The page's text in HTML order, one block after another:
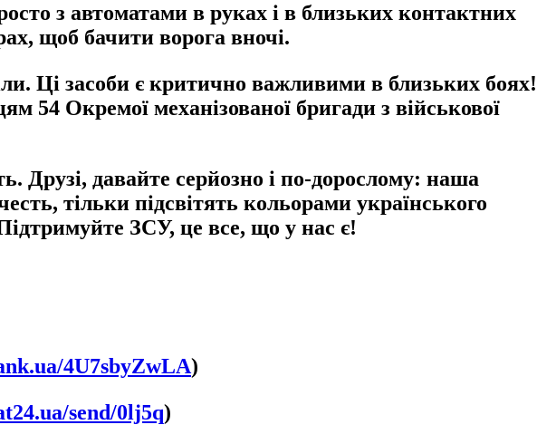
з автоматами в руках і в близьких контактних
щоб бачити ворога вночі.
Ці засоби є критично важливими в близьких боях!
54 Окремої механізованої бригади з військової
Друзі, давайте серйозно і по-дорослому: наша
тільки підсвітять кольорами українського
ЗСУ, це все, що у нас є!
4U7sbyZwLA)
send/0lj5q)